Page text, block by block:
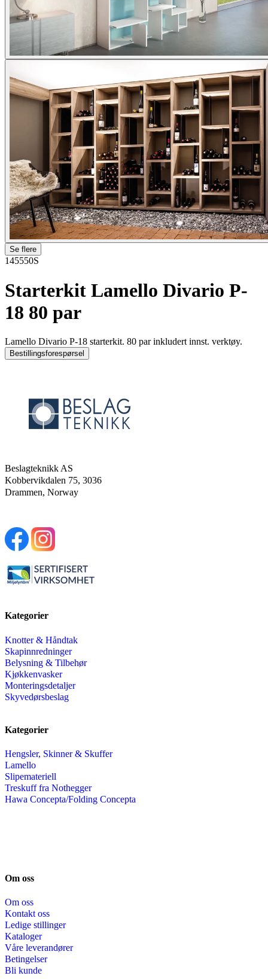
Se flere
145550S
Starterkit Lamello Divario P-
18 80 par
Lamello Divario P-18 starterkit. 80 par inkludert innst. verktøy.
Bestillingsforespørsel
Beslagteknikk AS
Kobbervikdalen 75, 3036
Drammen, Norway
Kategorier
Knotter & Håndtak
Skapinnredninger
Belysning & Tilbehør
Kjøkkenvasker
Monteringsdetaljer
Skyvedørsbeslag
Kategorier
Hengsler, Skinner & Skuffer
Lamello
Slipemateriell
Treskuff fra Nothegger
Hawa Concepta/Folding Concepta
Om oss
Om oss
Kontakt oss
Ledige stillinger
Kataloger
Våre leverandører
Betingelser
Bli kunde